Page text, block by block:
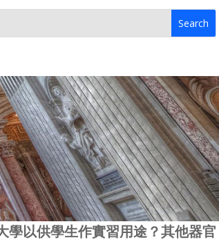
學以供學生作實習用途？其他器官